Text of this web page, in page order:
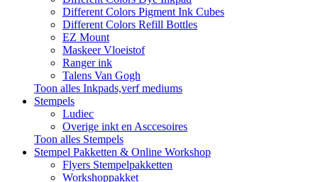
Different Colors Pigment Ink Cubes
Different Colors Refill Bottles
EZ Mount
Maskeer Vloeistof
Ranger ink
Talens Van Gogh
Toon alles Inkpads,verf mediums
Stempels
Ludiec
Overige inkt en Asccesoires
Toon alles Stempels
Stempel Pakketten & Online Workshop
Flyers Stempelpakketten
Workshoppakket